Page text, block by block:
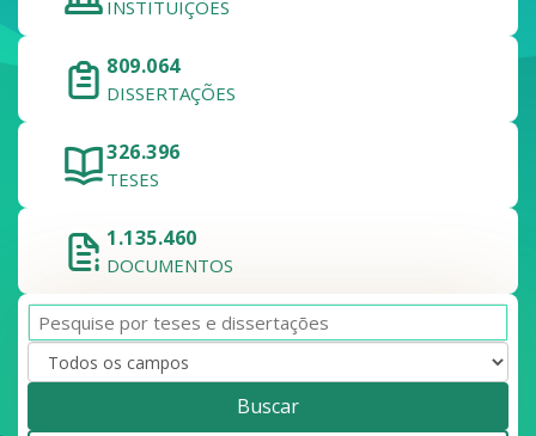
INSTITUIÇÕES
809.064
DISSERTAÇÕES
326.396
TESES
1.135.460
DOCUMENTOS
Buscar